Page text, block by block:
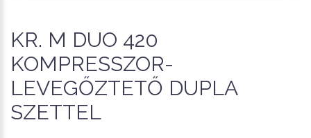
KR. M DUO 420
KOMPRESSZOR-
LEVEGŐZTETŐ DUPLA
SZETTEL